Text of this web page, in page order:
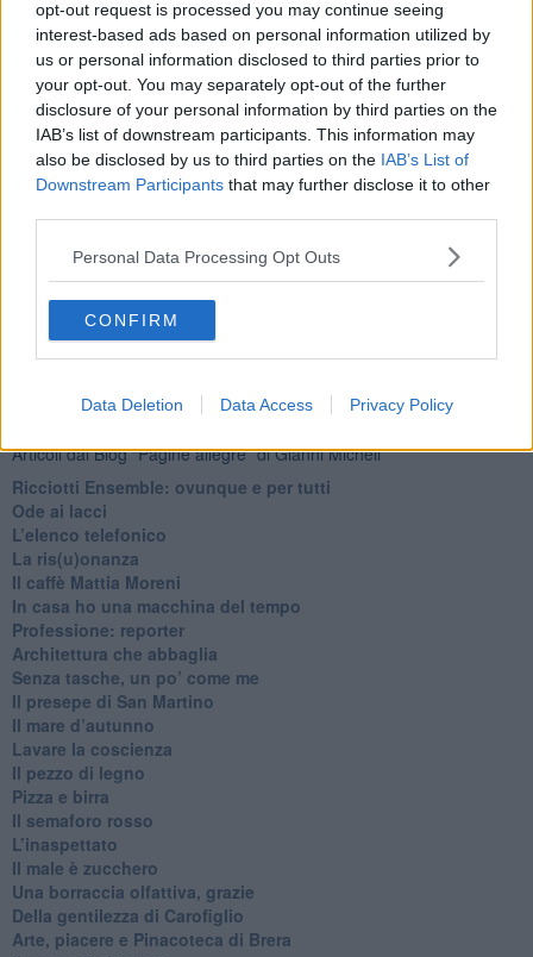
opt-out request is processed you may continue seeing
interest-based ads based on personal information utilized by
us or personal information disclosed to third parties prior to
your opt-out. You may separately opt-out of the further
disclosure of your personal information by third parties on the
IAB’s list of downstream participants. This information may
also be disclosed by us to third parties on the IAB’s List of
Downstream Participants that may further disclose it to other
Personal Data Processing Opt Outs
CONFIRM
Data Deletion Data Access Privacy Policy
Ti potrebbe interessare anche:
Articoli dal Blog “Pagine allegre” di Gianni Micheli
​Ricciotti Ensemble: ovunque e per tutti
Ode ai lacci
​L’elenco telefonico
​La ris(u)onanza
​Il caffè Mattia Moreni
​In casa ho una macchina del tempo
Professione: reporter
Architettura che abbaglia
​Senza tasche, un po’ come me
​Il presepe di San Martino
​Il mare d’autunno
​Lavare la coscienza
​Il pezzo di legno
​Pizza e birra
​Il semaforo rosso
​L’inaspettato
​Il male è zucchero
​Una borraccia olfattiva, grazie
​Della gentilezza di Carofiglio
Arte, piacere e Pinacoteca di Brera